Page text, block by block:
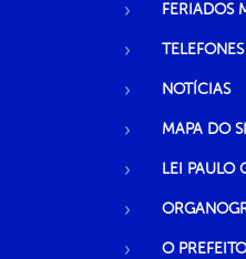
FERIADOS
NOTÍCIAS
MAPA DO
LEI PAULO
O PREFEITO